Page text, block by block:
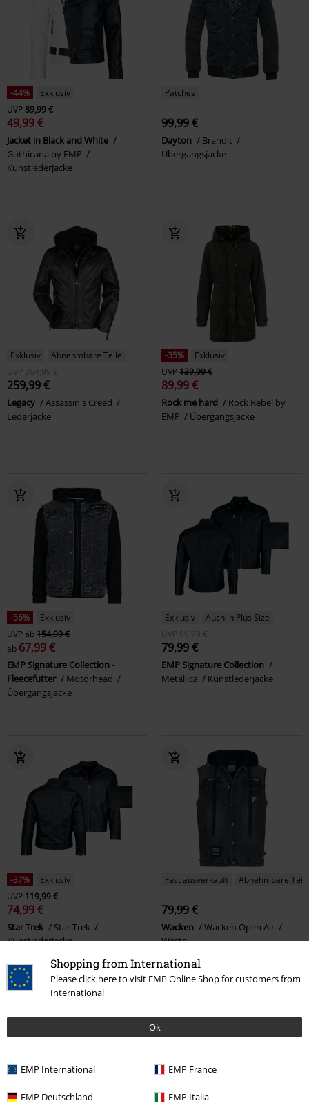
Shopping from International
Please click here to visit EMP Online Shop for customers from
International
Ok
EMP International EMP France
EMP Deutschland EMP Italia
-44%
Exklusiv
UVP89,99 €
49,99 €
Jacket in Black and White
Gothicana by EMP
Kunstlederjacke
Patches
99,99 €
Dayton
Brandit
Übergangsjacke
Exklusiv
Abnehmbare Teile
UVP
264,99 €
259,99 €
Legacy
Assassin's Creed
Lederjacke
-35%
Exklusiv
UVP139,99 €
89,99 €
Rock me hard
Rock Rebel by
EMP
Übergangsjacke
-56%
Exklusiv
UVPab154,99 €
ab 67,99 €
EMP Signature Collection -
Fleecefutter
Motörhead
Übergangsjacke
Exklusiv
Auch in Plus Size
UVP
99,99 €
79,99 €
EMP Signature Collection
Metallica
Kunstlederjacke
-37%
Exklusiv
UVP119,99 €
74,99 €
Star Trek
Star Trek
Kunstlederjacke
Fast ausverkauft Abnehmbare Teile
79,99 €
Wacken
Wacken Open Air
Weste